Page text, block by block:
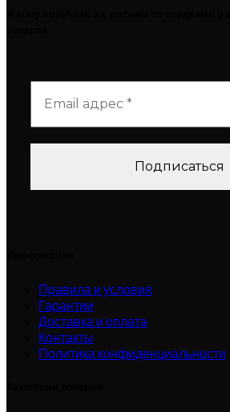
Правила и условия
Гарантии
Доставка и оплата
Контакты
Политика конфиденциальности